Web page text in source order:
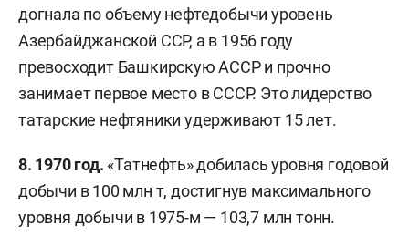
догнала по объему нефтедобычи уровень
Азербайджанской ССР, а в 1956 году
превосходит Башкирскую АССР и прочно
занимает первое место в СССР. Это лидерство
татарские нефтяники удерживают 15 лет.
8. 1970 год. «Татнефть» добилась уровня годовой
добычи в 100 млн т, достигнув максимального
уровня добычи в 1975-м — 103,7 млн тонн.